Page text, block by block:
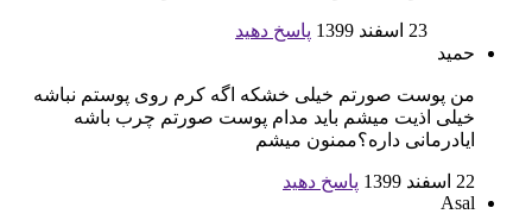
23 اسفند 1399
پاسخ دهید
حمید
من پوست صورتم خیلی خشکه اگه کرم روی پوستم نباشه
خیلی اذیت میشم باید مدام پوست صورتم چرب باشه
ایادرمانی داره؟ممنون میشم
22 اسفند 1399
پاسخ دهید
Asal